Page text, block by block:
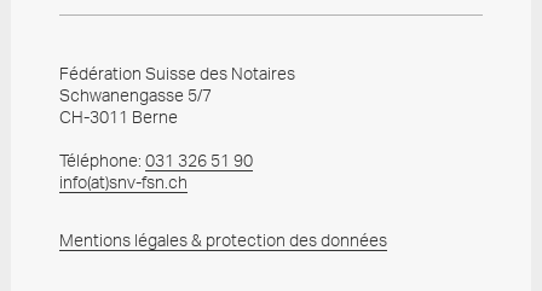
Fédération Suisse des Notaires
Schwanengasse 5/7
CH-3011 Berne
Téléphone: 031 326 51 90
info(at)snv-fsn.ch
Mentions légales & protection des données